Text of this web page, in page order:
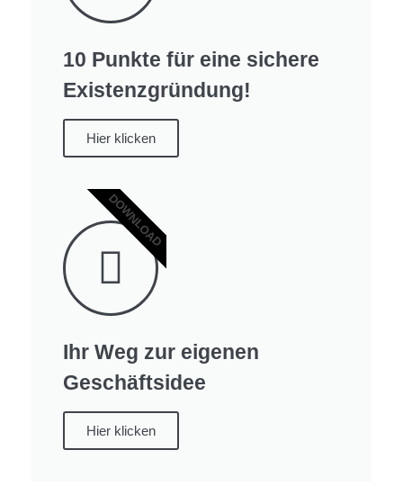
10 Punkte für eine sichere
Existenzgründung!
Hier klicken
Ihr Weg zur eigenen
Geschäftsidee
Hier klicken
DOWNLOAD